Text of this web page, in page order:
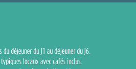
déjeuner du J1 au déjeuner du J6.
locaux avec cafés inclus.